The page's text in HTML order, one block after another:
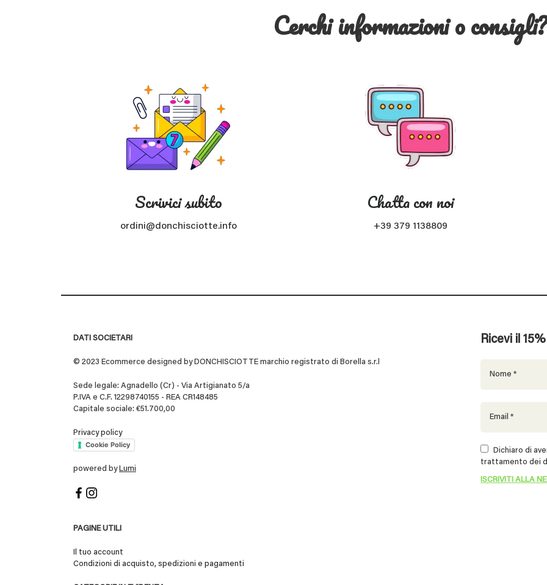
Cerchi informazioni o consigli?
Scrivici subito
ordini@donchisciotte.info
Chatta con noi
+39 379 1138809
DATI SOCIETARI
© 2023 Ecommerce designed by DONCHISCIOTTE marchio registrato di Borella s.r.l
Sede legale: Agnadello (Cr) - Via Artigianato 5/a
P.IVA e C.F. 12298740155 - REA CR148485
Capitale sociale: €51.700,00
Privacy policy
Cookie Policy
powered by Lumi
PAGINE UTILI
Il tuo account
Condizioni di acquisto, spedizioni e pagamenti
Ricevi il
Dichiaro di
trattamento dei